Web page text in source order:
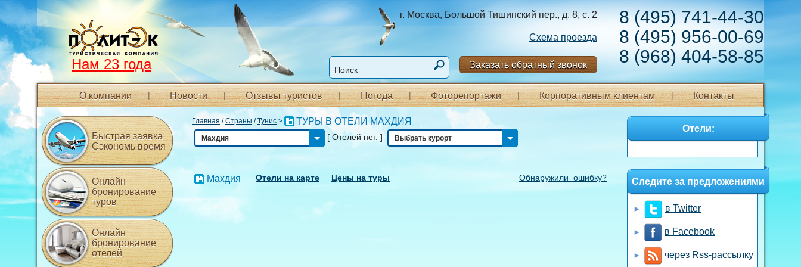
8 (495) 741-44-30
8 (495) 956-00-69
8 (968) 404-58-85
г. Москва, Большой Тишинский пер., д. 8, с. 2
Схема проезда
Заказать обратный звонок
Нам 23 года
О компании Новости Отзывы туристов Погода Фоторепортажи Корпоративным клиентам Контакты
Главная /Страны /Тунис > ТУРЫ В ОТЕЛИ МАХДИЯ
Махдия [ Отелей нет. ] Выбрать курорт
Махдия Отели на карте Цены на туры Обнаружили_ошибку?
Быстрая заявка
Сэкономь время
Онлайн
бронирование
туров
Онлайн
бронирование
отелей
Отели:
Следите за предложениями
в Twitter
в Facebook
через Rss-рассылку